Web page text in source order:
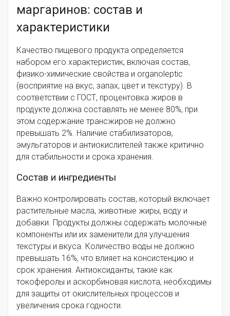
маргаринов: состав и
характеристики
Качество пищевого продукта определяется
набором его характеристик, включая состав,
физико-химические свойства и organoleptic
(восприятие на вкус, запах, цвет и текстуру). В
соответствии с ГОСТ, процентовка жиров в
продукте должна составлять не менее 80%, при
этом содержание трансжиров не должно
превышать 2%. Наличие стабилизаторов,
эмульгаторов и антиокислителей также критично
для стабильности и срока хранения.
Состав и ингредиенты
Важно контролировать состав, который включает
растительные масла, животные жиры, воду и
добавки. Продукты должны содержать молочные
компоненты или их заменители для улучшения
текстуры и вкуса. Количество воды не должно
превышать 16%, что влияет на консистенцию и
срок хранения. Антиоксиданты, такие как
токоферолы и аскорбиновая кислота, необходимы
для защиты от окислительных процессов и
увеличения срока годности.